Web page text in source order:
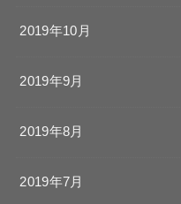
2019年10月
2019年9月
2019年8月
2019年7月